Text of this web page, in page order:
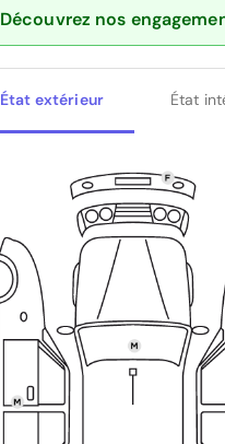
Découvrez nos
État extérieur État